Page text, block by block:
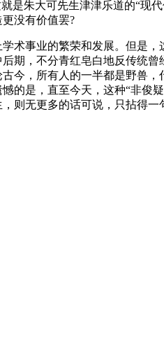
是朱大可先生津津乐道的“现
没有价值罢?
事业的繁荣和发展。但是，
期，不分青红皂白地反传统
今，所有人的一半都是野兽
是，直至今天，这种“非俊
则无更多的话可说，只拈得一